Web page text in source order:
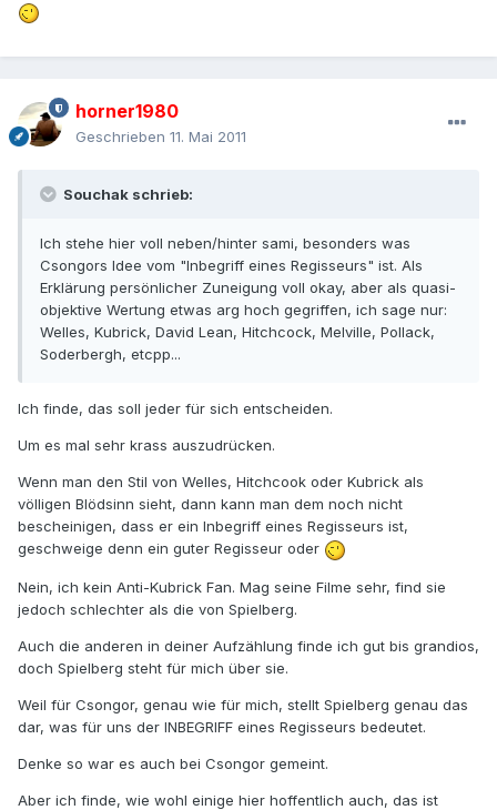
horner1980
Geschrieben 11. Mai 2011
Souchak schrieb:
Ich stehe hier voll neben/hinter sami, besonders was
Csongors Idee vom "Inbegriff eines Regisseurs" ist. Als
Erklärung persönlicher Zuneigung voll okay, aber als quasi-
objektive Wertung etwas arg hoch gegriffen, ich sage nur:
Welles, Kubrick, David Lean, Hitchcock, Melville, Pollack,
Soderbergh, etcpp...
Ich finde, das soll jeder für sich entscheiden.
Um es mal sehr krass auszudrücken.
Wenn man den Stil von Welles, Hitchcook oder Kubrick als
völligen Blödsinn sieht, dann kann man dem noch nicht
bescheinigen, dass er ein Inbegriff eines Regisseurs ist,
geschweige denn ein guter Regisseur oder
Nein, ich kein Anti-Kubrick Fan. Mag seine Filme sehr, find sie
jedoch schlechter als die von Spielberg.
Auch die anderen in deiner Aufzählung finde ich gut bis grandios,
doch Spielberg steht für mich über sie.
Weil für Csongor, genau wie für mich, stellt Spielberg genau das
dar, was für uns der INBEGRIFF eines Regisseurs bedeutet.
Denke so war es auch bei Csongor gemeint.
Aber ich finde, wie wohl einige hier hoffentlich auch, das ist